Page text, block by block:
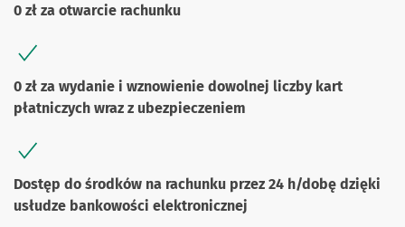
0 zł za otwarcie rachunku
0 zł za wydanie i wznowienie dowolnej liczby kart
płatniczych wraz z ubezpieczeniem
Dostęp do środków na rachunku przez 24 h/dobę dzięki
usłudze bankowości elektronicznej